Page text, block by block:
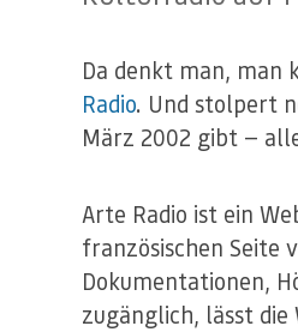
Da denkt man, man
Radio. Und stolpert
März 2002 gibt —
Arte Radio ist ein
französischen Seite
Dokumentationen,
zugänglich, lässt die